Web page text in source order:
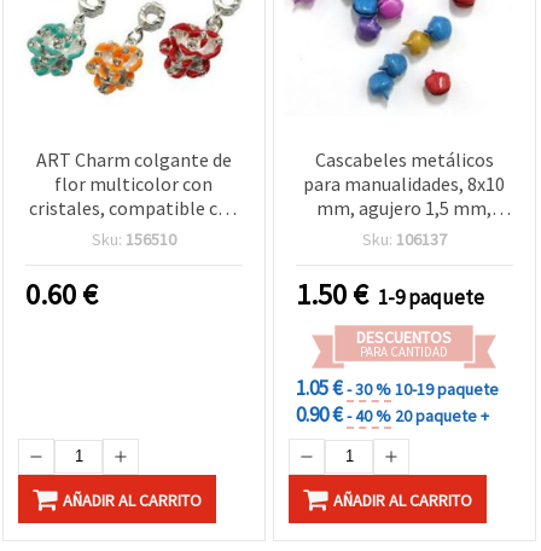
ART Charm colgante de
flor multicolor con
cristales, compatible con
pulseras estilo Pandora,
mm, para bisutería y
manualidades
Sku: 156510
0.60€
AÑADIR AL CARRITO
Cascabeles metálicos
para manualidades, 8x10
mm, agujero 1,5 mm,
colores surtidos - 50
Sku: 106137
1.50€ 1-9 paquete
DESCUENTOS
PARA CANTIDAD
1.05 €- 30 %10-19 paquete
0.90 €- 40 % 20 paquete +
AÑADIR AL CARRITO